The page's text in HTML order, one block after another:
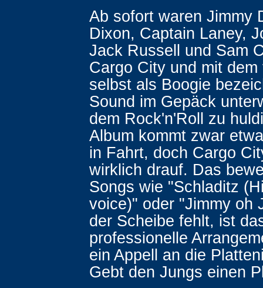
Ab sofort waren Jimmy
Dixon, Captain Laney,
Jack Russell und Sam
Cargo City und mit dem
selbst als Boogie
Sound im Gepäck
dem Rock'n'Roll zu
Album kommt zwar
in Fahrt, doch Cargo
wirklich drauf. Das
Songs wie "Schladitz
voice)" oder "Jimmy oh
der Scheibe fehlt, ist
professionelle
ein Appell an die
Gebt den Jungs einen